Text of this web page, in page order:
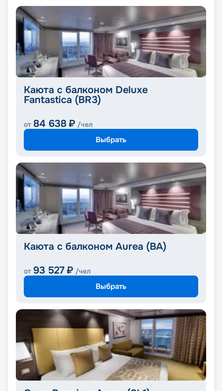
Каюта с балконом Deluxe
Fantastica (BR3)
от 84 638 ₽ /чел
Выбрать
Каюта с балконом Aurea (BA)
от 93 527 ₽ /чел
Выбрать